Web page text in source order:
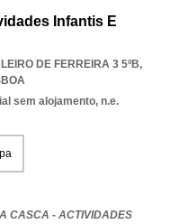
Infantis E
DE FERREIRA 3 5ºB,
sem alojamento, n.e.
CASCA - ACTIVIDADES